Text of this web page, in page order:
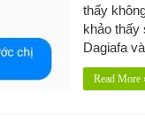
thấy
khảo thấy
Dagiafa
Read More